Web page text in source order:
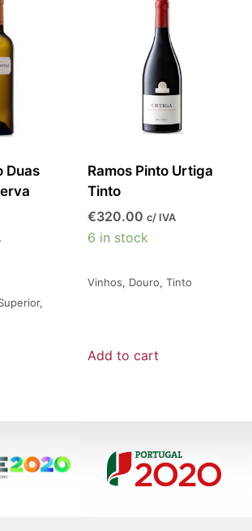
Duas
,
Ramos Pinto Urtiga
Tinto
€320.00 c/ IVA
6 in stock
Vinhos, Douro, Tinto
Add to cart